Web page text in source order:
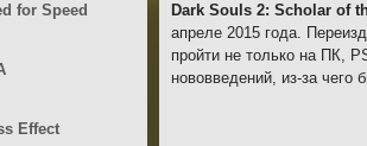
Dark Souls 2: Scholar of
апреле 2015 года.
пройти не только на ПК,
нововведений, из-за чего
for Speed
Effect